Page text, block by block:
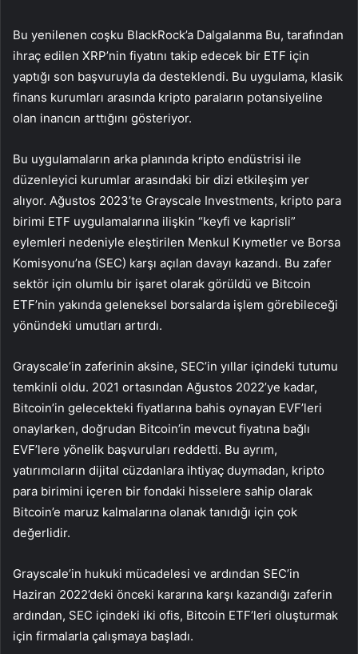
Bu yenilenen coşku BlackRock’a Dalgalanma Bu, tarafından
ihraç edilen XRP’nin fiyatını takip edecek bir ETF için
yaptığı son başvuruyla da desteklendi. Bu uygulama, klasik
finans kurumları arasında kripto paraların potansiyeline
olan inancın arttığını gösteriyor.
Bu uygulamaların arka planında kripto endüstrisi ile
düzenleyici kurumlar arasındaki bir dizi etkileşim yer
alıyor. Ağustos 2023’te Grayscale Investments, kripto para
birimi ETF uygulamalarına ilişkin “keyfi ve kaprisli”
eylemleri nedeniyle eleştirilen Menkul Kıymetler ve Borsa
Komisyonu’na (SEC) karşı açılan davayı kazandı. Bu zafer
sektör için olumlu bir işaret olarak görüldü ve Bitcoin
ETF’nin yakında geleneksel borsalarda işlem görebileceği
yönündeki umutları artırdı.
Grayscale’in zaferinin aksine, SEC’in yıllar içindeki tutumu
temkinli oldu. 2021 ortasından Ağustos 2022’ye kadar,
Bitcoin’in gelecekteki fiyatlarına bahis oynayan EVF’leri
onaylarken, doğrudan Bitcoin’in mevcut fiyatına bağlı
EVF’lere yönelik başvuruları reddetti. Bu ayrım,
yatırımcıların dijital cüzdanlara ihtiyaç duymadan, kripto
para birimini içeren bir fondaki hisselere sahip olarak
Bitcoin’e maruz kalmalarına olanak tanıdığı için çok
değerlidir.
Grayscale’in hukuki mücadelesi ve ardından SEC’in
Haziran 2022’deki önceki kararına karşı kazandığı zaferin
ardından, SEC içindeki iki ofis, Bitcoin ETF’leri oluşturmak
için firmalarla çalışmaya başladı.